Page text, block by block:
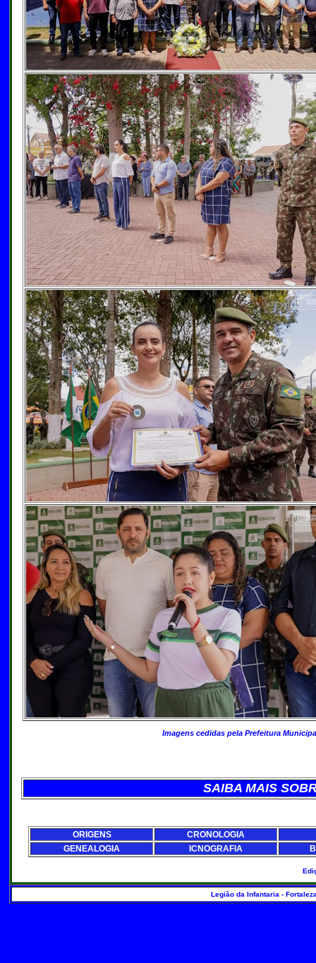
Imagens cedidas pela Prefeitura
SAIBA MAIS
ORIGENS
CRONOLOGIA
GENEALOGIA
ICNOGRAFIA
Legião da Infantaria -